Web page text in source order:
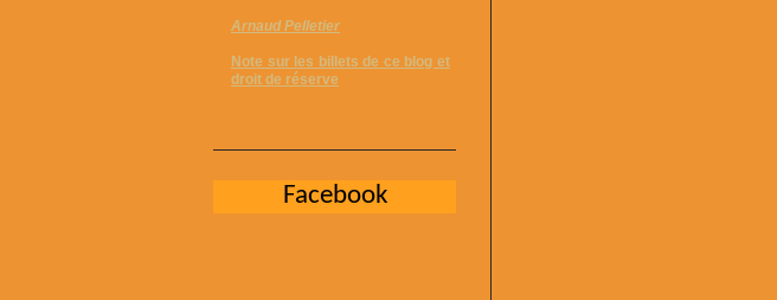
Arnaud Pelletier
Note sur les billets de ce blog et
droit de réserve
Facebook